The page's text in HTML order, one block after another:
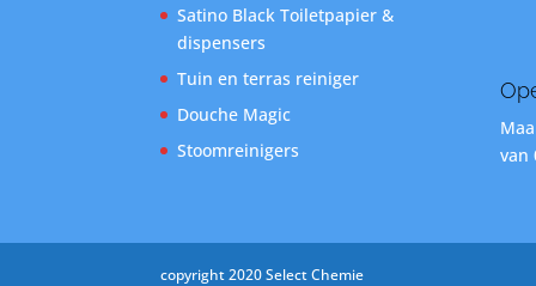
Satino Black Toiletpapier &
dispensers
Tuin en terras reiniger
Douche Magic
Stoomreinigers
van
copyright 2020 Select Chemie